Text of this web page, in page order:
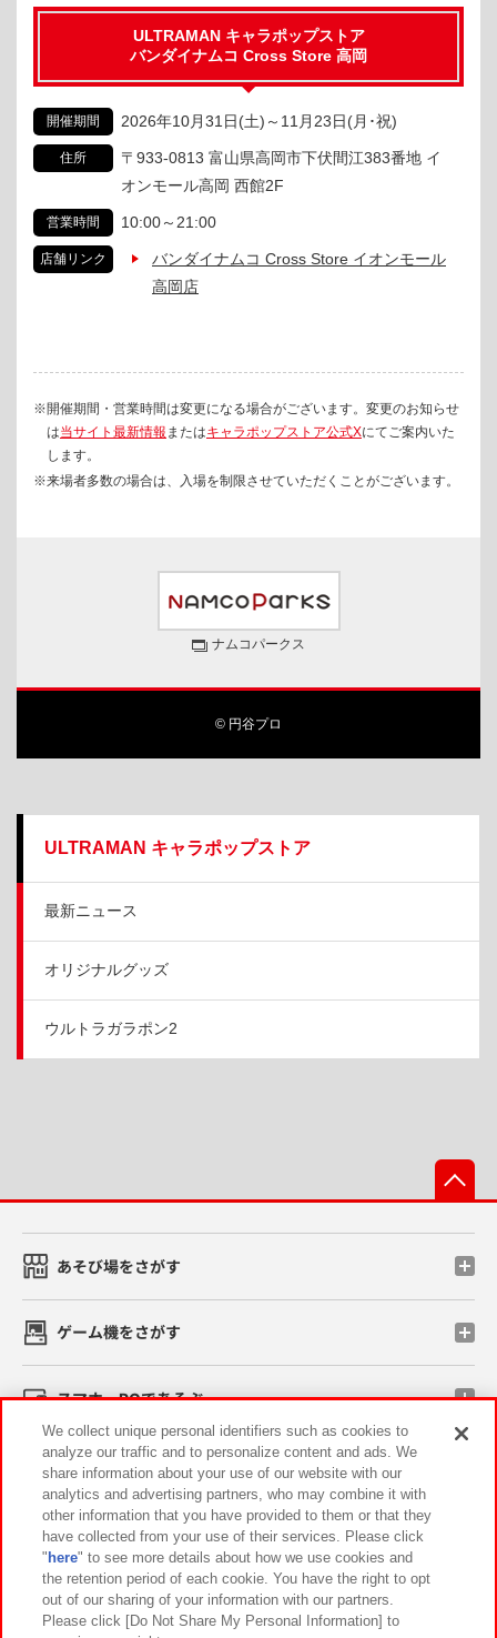
ULTRAMAN キャラポップストア
バンダイナムコ Cross Store 高岡
開催期間 2026年10月31日(土) ～ 11月23日(月･祝)
住所
〒933-0813 富山県高岡市下伏間江383番地 イ
オンモール高岡 西館2F
営業時間 10:00～21:00
店舗リンク
バンダイナムコ Cross Store イオンモール
高岡店
※開催期間・営業時間は変更になる場合がございます。変更のお知らせ
は当サイト最新情報 またはキャラポップストア公式Xにてご案内いた
します。
※来場者多数の場合は、入場を制限させていただくことがございます。
ナムコパークス
© 円谷プロ
ULTRAMAN キャラポップストア
最新ニュース
オリジナルグッズ
ウルトラガラポン2
あそび場をさがす
ゲーム機をさがす
スマホ・PCであそぶ
イベント・キャンペーン
関連会社 サステナビリティ サイトポリシー
プライバシーポリシー ウェブアクセシビリティ方針と検証結果
We collect unique personal identifiers such as cookies to
analyze our traffic and to personalize content and ads. We
share information about your use of our website with our
analytics and advertising partners, who may combine it with
other information that you have provided to them or that they
have collected from your use of their services. Please click
" here" to see more details about how we use cookies and
the retention period of each cookie. You have the right to opt
out of our sharing of your information with our partners.
Please click [Do Not Share My Personal Information] to